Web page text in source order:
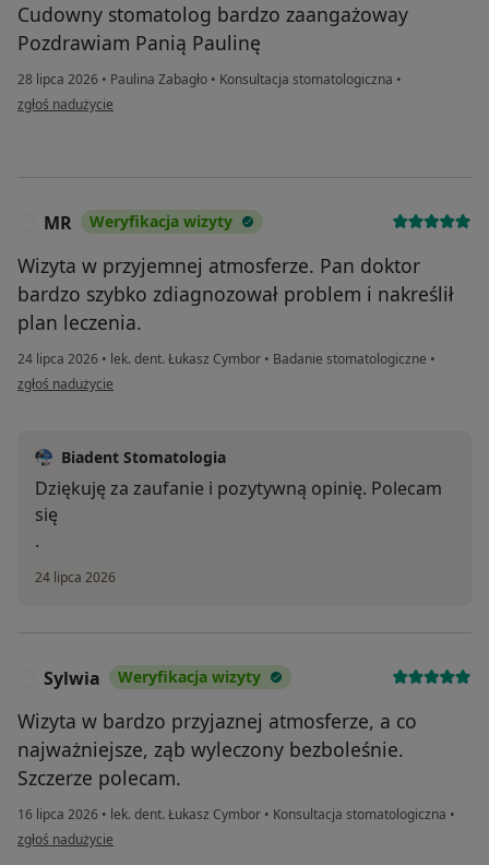
Cudowny stomatolog bardzo zaangażoway
Pozdrawiam Panią Paulinę
28 lipca 2026 • Paulina Zabagło • Konsultacja stomatologiczna •
w opinii użytkownika Justyna
zgłoś nadużycie
MR Weryfikacja wizyty
Wizyta w przyjemnej atmosferze. Pan doktor
bardzo szybko zdiagnozował problem i nakreślił
plan leczenia.
24 lipca 2026 • lek. dent. Łukasz Cymbor • Badanie stomatologiczne •
w opinii użytkownika MR
zgłoś nadużycie
Biadent Stomatologia
Dziękuję za zaufanie i pozytywną opinię. Polecam
się
.
24 lipca 2026
Sylwia Weryfikacja wizyty
Wizyta w bardzo przyjaznej atmosferze, a co
najważniejsze, ząb wyleczony bezboleśnie.
Szczerze polecam.
16 lipca 2026 • lek. dent. Łukasz Cymbor • Konsultacja stomatologiczna •
w opinii użytkownika Sylwia
zgłoś nadużycie